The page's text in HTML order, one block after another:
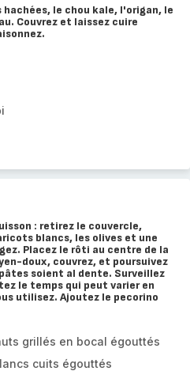
le chou kale, l'origan, le
Couvrez et laissez cuire
: retirez le couvercle,
blancs, les olives et une
Placez le rôti au centre de la
doux, couvrez, et poursuivez
soient al dente. Surveillez
le temps qui peut varier en
utilisez. Ajoutez le pecorino
grillés en bocal égouttés
cuits égouttés